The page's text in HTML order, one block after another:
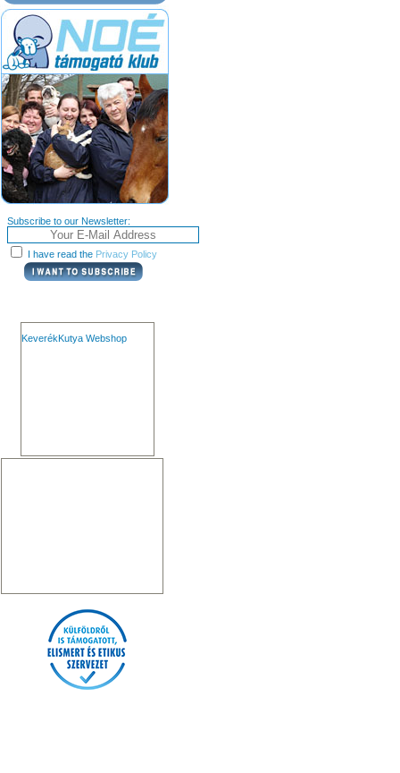
Subscribe to our Newsletter:
I have read the Privacy Policy
KeverékKutya Webshop